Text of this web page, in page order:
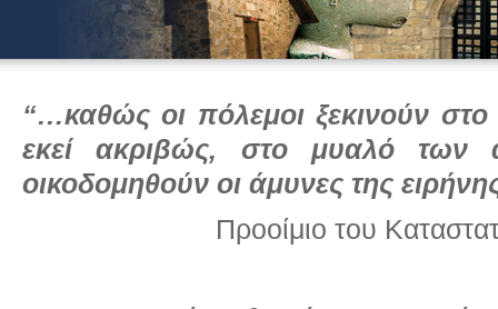
“…καθώς οι πόλεμοι ξεκινούν
εκεί ακριβώς, στο μυαλό των
οικοδομηθούν οι άμυνες της
Προοίμιο του